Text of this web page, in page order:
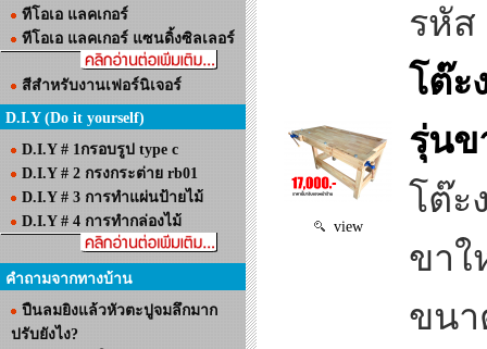
ทีโอเอ แลคเกอร์
ทีโอเอ แลคเกอร์ แซนดิ้งซิลเลอร์
สีสำหรับงานเฟอร์นิเจอร์
D.I.Y (Do it yourself)
D.I.Y # 1กรอบรูป type c
D.I.Y # 2 กรงกระต่าย rb01
D.I.Y # 3 การทำแผ่นป้ายไม้
D.I.Y # 4 การทำกล่องไม้
คำถามจากทางบ้าน
ปืนลมยิงแล้วหัวตะปูจมลึกมาก
ปรับยังไง?
view
รหัส
โต๊ะ
รุ่น
โต๊ะ
ขา
ขนา